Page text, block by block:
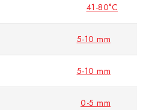
41-80°C
5-10 mm
5-10 mm
0-5 mm